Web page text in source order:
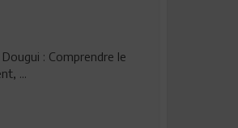
: Comprendre le
...